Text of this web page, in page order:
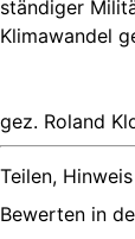
ständiger
Klimawandel
gez. Roland
Teilen,
Bewerten in